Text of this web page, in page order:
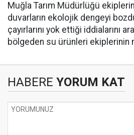
Muğla Tarım Müdürlüğü
duvarların ekolojik dengeyi
çayırlarını yok ettiği iddialarını
bölgeden su ürünleri ekiplerinin
HABERE YORUM KAT